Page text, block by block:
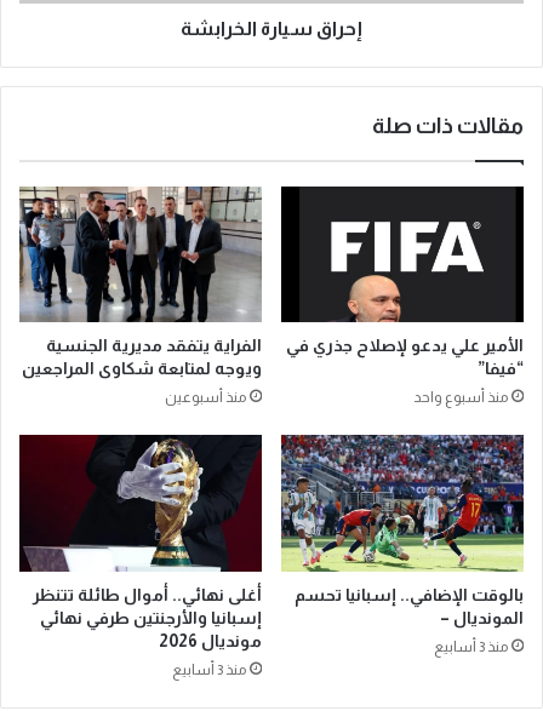
إحراق سيارة الخرابشة
مقالات ذات صلة
الأمير علي يدعو لإصلاح جذري في
“فيفا”
منذ أسبوع واحد
الفراية يتفقد مديرية الجنسية
ويوجه لمتابعة شكاوى المراجعين
منذ أسبوعين
بالوقت الإضافي.. إسبانيا تحسم
المونديال –
منذ 3 أسابيع
أغلى نهائي.. أموال طائلة تتنظر
إسبانيا والأرجنتين طرفي نهائي
مونديال 2026
منذ 3 أسابيع